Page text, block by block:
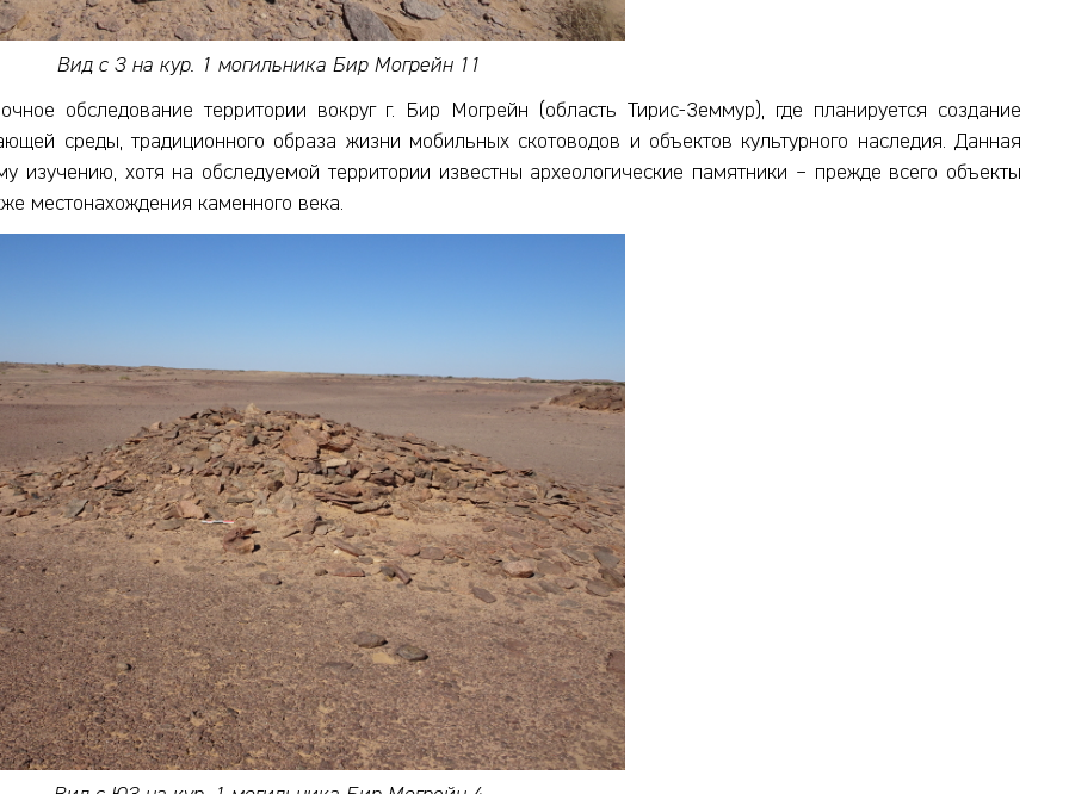
Вид с З на кур. 1 могильника Бир Могрейн 11
обследование территории вокруг г. Бир Могрейн (область Тирис-Земмур), где планируется создание
среды, традиционного образа жизни мобильных скотоводов и объектов культурного наследия. Данная
изучению, хотя на обследуемой территории известны археологические памятники – прежде всего объекты
местонахождения каменного века.